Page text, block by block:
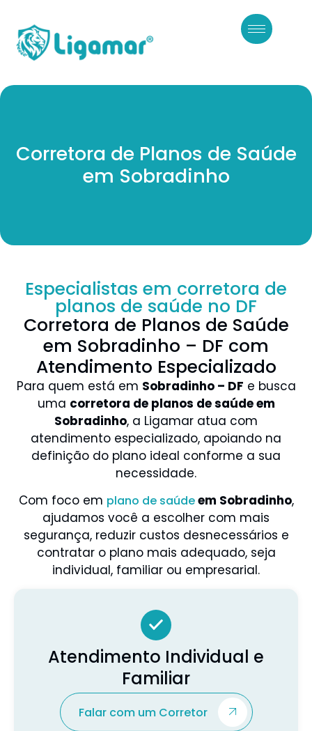
Corretora de Planos de Saúde
em Sobradinho
Especialistas em corretora de
planos de saúde no DF
Corretora de Planos de Saúde
em Sobradinho – DF com
Atendimento Especializado
Para quem está em Sobradinho – DF e busca
uma corretora de planos de saúde em
Sobradinho, a Ligamar atua com
atendimento especializado, apoiando na
definição do plano ideal conforme a sua
necessidade.
Com foco em plano de saúdeem Sobradinho,
ajudamos você a escolher com mais
segurança, reduzir custos desnecessários e
contratar o plano mais adequado, seja
individual, familiar ou empresarial.
Atendimento Individual e
Familiar
Falar com um Corretor